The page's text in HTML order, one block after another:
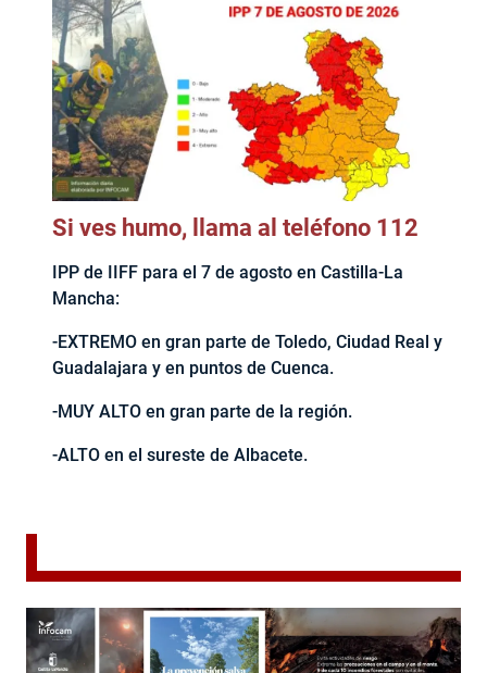
Si ves humo, llama al teléfono 112
IPP de IIFF para el 7 de agosto en Castilla-La
Mancha:
-EXTREMO en gran parte de Toledo, Ciudad Real y
Guadalajara y en puntos de Cuenca.
-MUY ALTO en gran parte de la región.
-ALTO en el sureste de Albacete.